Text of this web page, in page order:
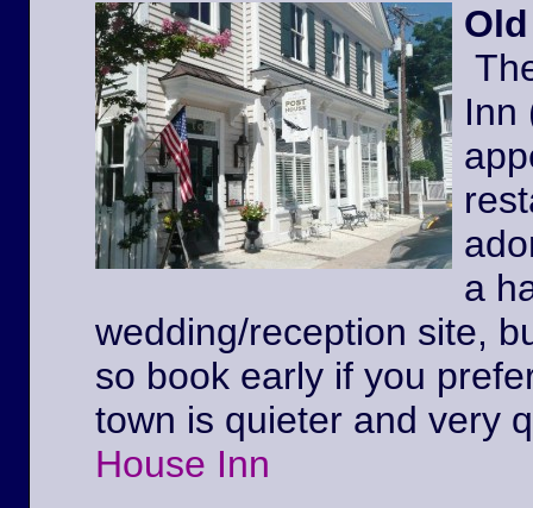
Inn
a
wedding/reception site,
so book early if you
town is quieter and very
House Inn